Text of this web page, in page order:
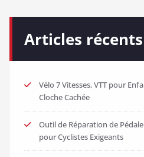
Articles récents
Vélo 7 Vitesses, VTT pour
Cloche Cachée
Outil de Réparation de
pour Cyclistes Exigeants